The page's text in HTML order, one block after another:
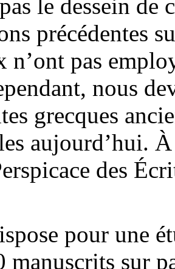
le dessein de
précédentes
n’ont pas
nous
grecques
aujourd’hui.
des
pour une
manuscrits sur